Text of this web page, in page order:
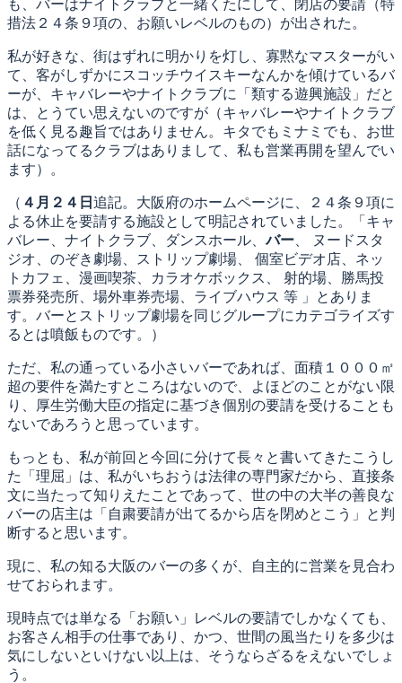
も、バーはナイトクラブと一緒くたにして、閉店の要請（特
措法２４条９項の、お願いレベルのもの）が出された。
私が好きな、街はずれに明かりを灯し、寡黙なマスターがい
て、客がしずかにスコッチウイスキーなんかを傾けているバ
ーが、キャバレーやナイトクラブに「類する遊興施設」だと
は、とうてい思えないのですが（キャバレーやナイトクラブ
を低く見る趣旨ではありません。キタでもミナミでも、お世
話になってるクラブはありまして、私も営業再開を望んでい
ます）。
（ ４月２４日 追記。大阪府のホームページに、２４条９項に
よる休止を要請する施設として明記されていました。「キャ
バレー、ナイトクラブ、ダンスホール、バー 、 ヌードスタ
ジオ、のぞき劇場、ストリップ劇場、 個室ビデオ店、ネッ
トカフェ、漫画喫茶、カラオケボックス、 射的場、勝馬投
票券発売所、場外車券売場、ライブハウス 等 」とありま
す。バーとストリップ劇場を同じグループにカテゴライズす
るとは噴飯ものです。）
ただ、私の通っている小さいバーであれば、面積１０００㎡
超の要件を満たすところはないので、よほどのことがない限
り、厚生労働大臣の指定に基づき個別の要請を受けることも
ないであろうと思っています。
もっとも、私が前回と今回に分けて長々と書いてきたこうし
た「理屈」は、私がいちおうは法律の専門家だから、直接条
文に当たって知りえたことであって、世の中の大半の善良な
バーの店主は「自粛要請が出てるから店を閉めとこう」と判
断すると思います。
現に、私の知る大阪のバーの多くが、自主的に営業を見合わ
せておられます。
現時点では単なる「お願い」レベルの要請でしかなくても、
お客さん相手の仕事であり、かつ、世間の風当たりを多少は
気にしないといけない以上は、そうならざるをえないでしょ
う。